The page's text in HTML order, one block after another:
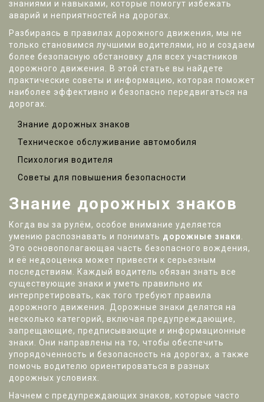
знаниями и навыками, которые помогут избежать
аварий и неприятностей на дорогах.
Разбираясь в правилах дорожного движения, мы не
только становимся лучшими водителями, но и создаем
более безопасную обстановку для всех участников
дорожного движения. В этой статье вы найдете
практические советы и информацию, которая поможет
наиболее эффективно и безопасно передвигаться на
дорогах.
Знание дорожных знаков
Техническое обслуживание автомобиля
Психология водителя
Советы для повышения безопасности
Знание дорожных знаков
Когда вы за рулём, особое внимание уделяется
умению распознавать и понимать дорожные знаки
Это основополагающая часть безопасного вождения,
и её недооценка может привести к серьезным
последствиям. Каждый водитель обязан знать все
существующие знаки и уметь правильно их
интерпретировать, как того требуют правила
дорожного движения. Дорожные знаки делятся на
несколько категорий, включая предупреждающие,
запрещающие, предписывающие и информационные
знаки. Они направлены на то, чтобы обеспечить
упорядоченность и безопасность на дорогах, а также
помочь водителю ориентироваться в разных
дорожных условиях.
Начнем с предупреждающих знаков, которые часто